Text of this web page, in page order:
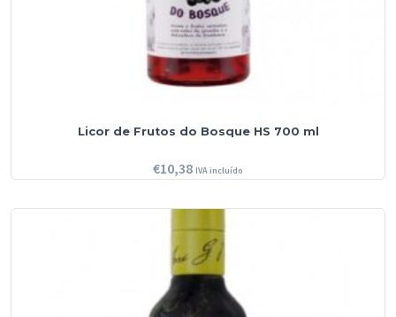
Licor de Frutos do Bosque HS 700 ml
€10,38 IVA incluído